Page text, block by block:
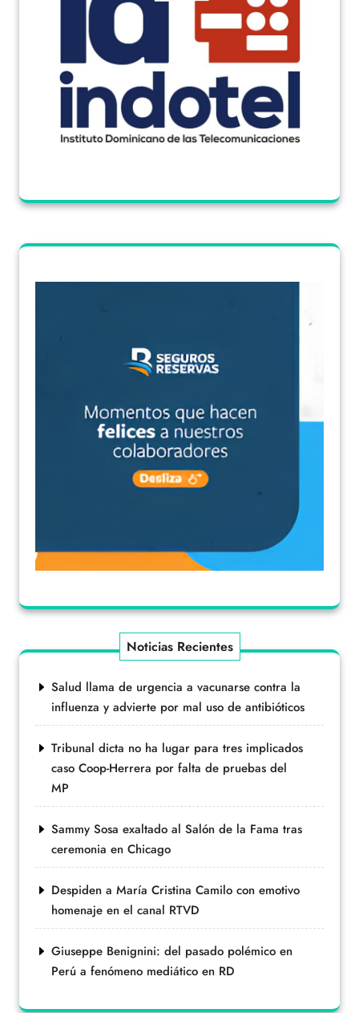
Noticias Recientes
Salud llama de urgencia a vacunarse contra la
influenza y advierte por mal uso de antibióticos
Tribunal dicta no ha lugar para tres implicados
caso Coop-Herrera por falta de pruebas del
MP
Sammy Sosa exaltado al Salón de la Fama tras
ceremonia en Chicago
Despiden a María Cristina Camilo con emotivo
homenaje en el canal RTVD
Giuseppe Benignini: del pasado polémico en
Perú a fenómeno mediático en RD